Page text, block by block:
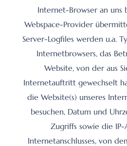
Internet-Browser an uns
Webspace-Provider
Server-Logfiles werden u.a.
Internetbrowsers, das
Website, von der aus
Internetauftritt gewechselt
die Website(s) unseres
besuchen, Datum und
Zugriffs sowie die IP-
Internetanschlusses, von